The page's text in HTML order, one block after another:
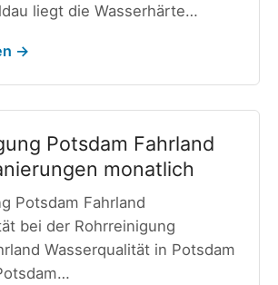
liegt die Wasserhärte…
→
Potsdam Fahrland
monatlich
Potsdam Fahrland
bei der Rohrreinigung
Wasserqualität in Potsdam